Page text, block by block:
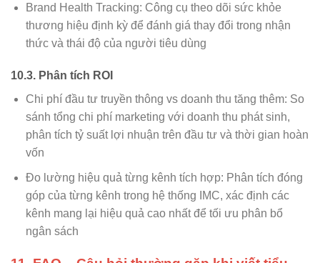
Brand Health Tracking: Công cụ theo dõi sức khỏe
thương hiệu định kỳ để đánh giá thay đổi trong nhận
thức và thái độ của người tiêu dùng
10.3. Phân tích ROI
Chi phí đầu tư truyền thông vs doanh thu tăng thêm: So
sánh tổng chi phí marketing với doanh thu phát sinh,
phân tích tỷ suất lợi nhuận trên đầu tư và thời gian hoàn
vốn
Đo lường hiệu quả từng kênh tích hợp: Phân tích đóng
góp của từng kênh trong hệ thống IMC, xác định các
kênh mang lại hiệu quả cao nhất để tối ưu phân bổ
ngân sách